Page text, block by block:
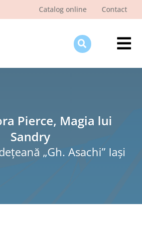
Catalog online Contact
Pierce, Magia lui
Sandry
„Gh. Asachi” Iaşi